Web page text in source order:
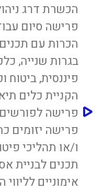
הכשרת דרג
פרישה סיום
הכרות עם תכנים
בגרות שנייה,
פיננסית, ביטוח
הקניית כלים
פרישה
פרישה יזומים
ו/או תהליכי
תכנים לבניית
אימוניים